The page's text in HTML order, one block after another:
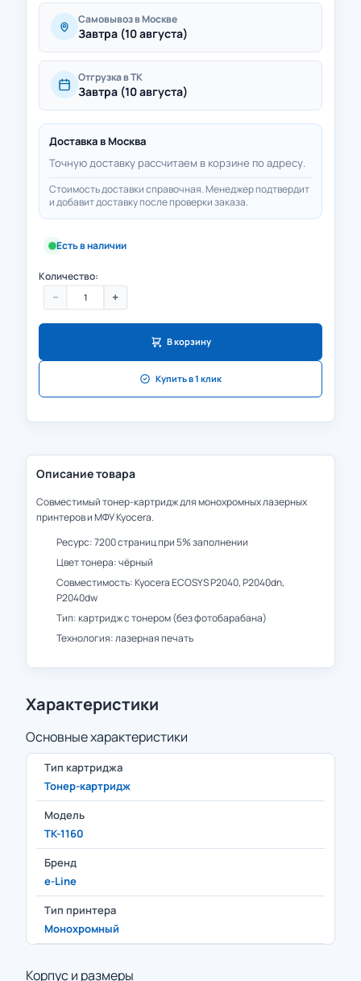
Самовывоз в Москве
Завтра (10 августа)
Отгрузка в ТК
Завтра (10 августа)
Доставка в Москва
Точную доставку рассчитаем в корзине по адресу.
Стоимость доставки справочная. Менеджер подтвердит
и добавит доставку после проверки заказа.
Есть в наличии
Количество:
− +
В корзину
Купить в 1 клик
Описание товара
Совместимый тонер-картридж для монохромных лазерных
принтеров и МФУ Kyocera.
Ресурс: 7200 страниц при 5% заполнении
Цвет тонера: чёрный
Совместимость: Kyocera ECOSYS P2040, P2040dn,
P2040dw
Тип: картридж с тонером (без фотобарабана)
Технология: лазерная печать
Характеристики
Основные характеристики
Тип картриджа
Тонер-картридж
Модель
TK-1160
Бренд
e-Line
Тип принтера
Монохромный
Корпус и размеры